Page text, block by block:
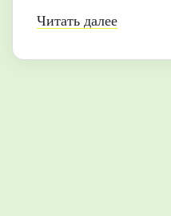
Читать далее